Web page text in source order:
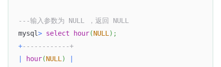
---输入参数为 NULL ，返回 NULL
mysql> select hour(NULL) ;
+------------+
hour(NULL)